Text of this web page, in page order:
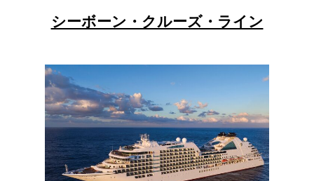
シーボーン・クルーズ・ライン